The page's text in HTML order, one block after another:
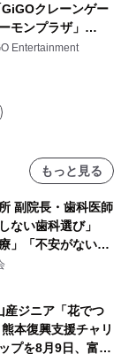
クレーンゲー
モンプラザ」
時グランドオープ
Entertainment
もっと見る
副院長・歯科医師
ない歯科選び」
」「不安がない治
専門監修
産ジニア「花でつ
本復興支援チャリ
プを8月9日、富